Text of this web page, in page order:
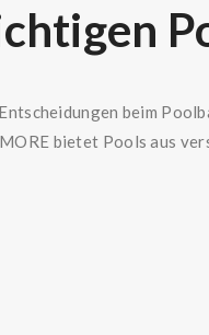
beim
bietet Pools aus